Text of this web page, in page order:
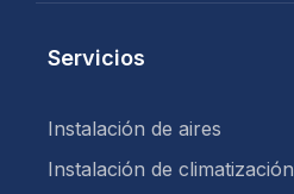
Servicios
Instalación de aires
Instalación de climatización